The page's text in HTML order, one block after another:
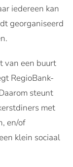
iedereen kan
georganiseerd
van een buurt
RegioBank-
steunt
met
en/of
klein sociaal